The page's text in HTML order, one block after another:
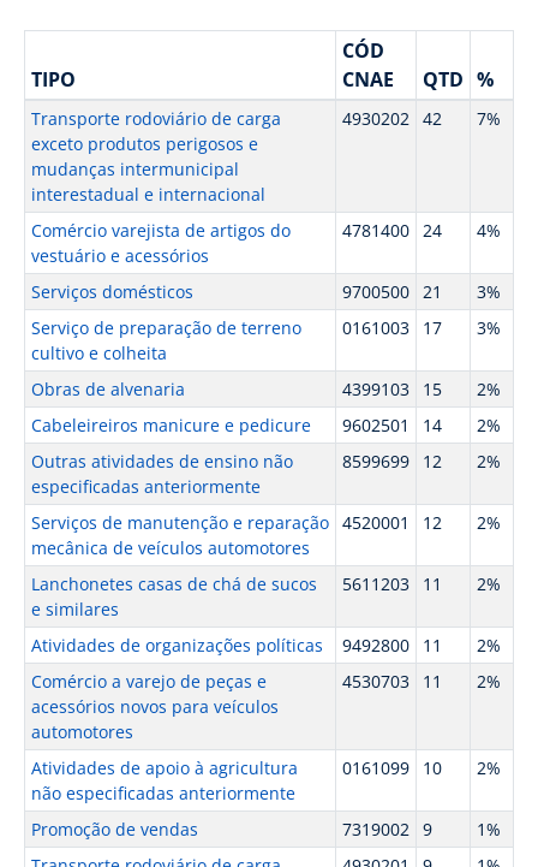
TIPO
CÓD
CNAE
QTD %
Transporte rodoviário de carga
exceto produtos perigosos e
mudanças intermunicipal
interestadual e internacional
4930202 42 7%
Comércio varejista de artigos do
vestuário e acessórios
4781400 24 4%
Serviços domésticos 9700500 21
3%
Serviço de preparação de terreno
cultivo e colheita
0161003 17 3%
Obras de alvenaria 4399103 15
2%
Cabeleireiros manicure e pedicure
9602501 14
2%
Outras atividades de ensino não
especificadas anteriormente
8599699 12 2%
Serviços de manutenção e reparação
mecânica de veículos automotores
4520001 12 2%
Lanchonetes casas de chá de sucos
e similares
5611203 11 2%
Atividades de organizações políticas 9492800 11
2%
Comércio a varejo de peças e
acessórios novos para veículos
automotores
4530703 11 2%
Atividades de apoio à agricultura
não especificadas anteriormente
0161099 10 2%
Promoção de vendas 7319002 9
1%